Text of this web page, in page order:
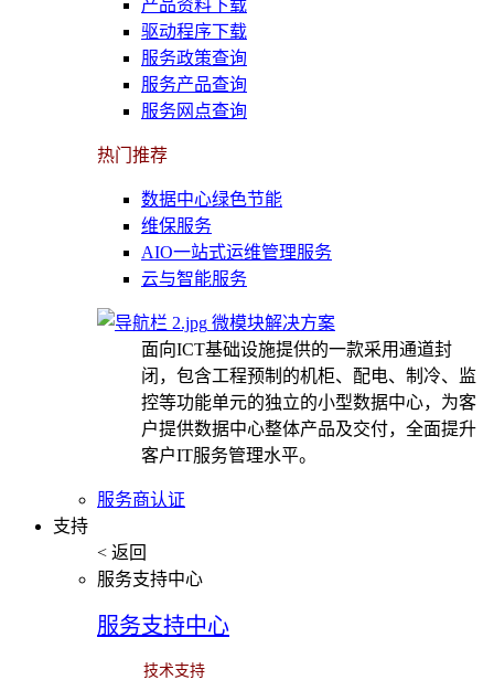
产品资料下载
驱动程序下载
服务政策查询
服务产品查询
服务网点查询
热门推荐
数据中心绿色节能
维保服务
AIO一站式运维管理服务
云与智能服务
微模块解决方案
面向ICT基础设施提供的一款采用通道封
闭，包含工程预制的机柜、配电、制冷、监
控等功能单元的独立的小型数据中心，为客
户提供数据中心整体产品及交付，全面提升
客户IT服务管理水平。
服务商认证
支持
< 返回
服务支持中心
服务支持中心
技术支持